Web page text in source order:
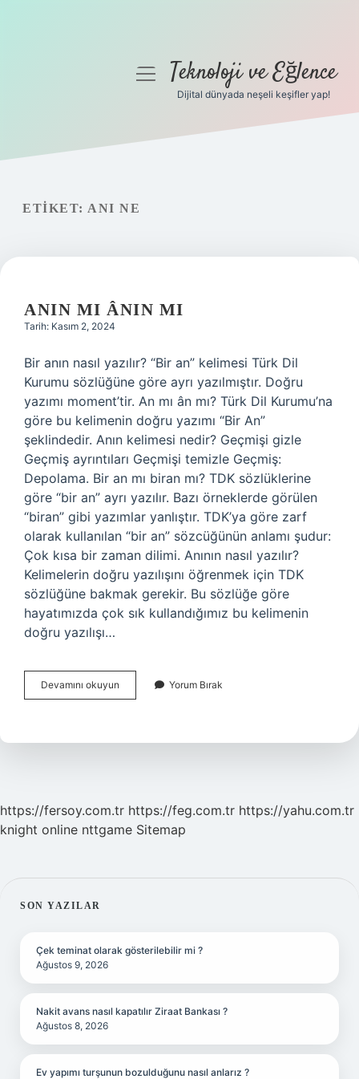
Gizlilik Politikası
menüyüTeknoloji ve Eğlence
Dijital dünyada neşeli keşifler yap!
ETIKET: ANI NE
ANIN MI ÂNIN MI
Tarih: Kasım 2, 2024
Bir anın nasıl yazılır? “Bir an” kelimesi Türk Dil
Kurumu sözlüğüne göre ayrı yazılmıştır. Doğru
yazımı moment’tir. An mı ân mı? Türk Dil Kurumu’na
göre bu kelimenin doğru yazımı “Bir An”
şeklindedir. Anın kelimesi nedir? Geçmişi gizle
Geçmiş ayrıntıları Geçmişi temizle Geçmiş:
Depolama. Bir an mı biran mı? TDK sözlüklerine
göre “bir an” ayrı yazılır. Bazı örneklerde görülen
“biran” gibi yazımlar yanlıştır. TDK’ya göre zarf
olarak kullanılan “bir an” sözcüğünün anlamı şudur:
Çok kısa bir zaman dilimi. Anının nasıl yazılır?
Kelimelerin doğru yazılışını öğrenmek için TDK
sözlüğüne bakmak gerekir. Bu sözlüğe göre
hayatımızda çok sık kullandığımız bu kelimenin
doğru yazılışı…
Devamını okuyun
Mı
Yorum Bırak
https://fersoy.com.tr https://feg.com.tr https://yahu.com.tr
knight online nttgame Sitemap
SIDEBAR
SON YAZILAR
Çek teminat olarak gösterilebilir mi ?
Ağustos 9, 2026
Nakit avans nasıl kapatılır Ziraat Bankası ?
Ağustos 8, 2026
Ev yapımı turşunun bozulduğunu nasıl anlarız ?